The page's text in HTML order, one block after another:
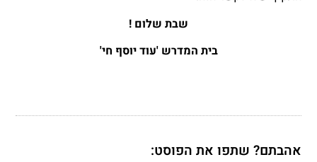
שבת שלום !
בית המדרש 'עוד יוסף חי'
אהבתם? שתפו את הפוסט: